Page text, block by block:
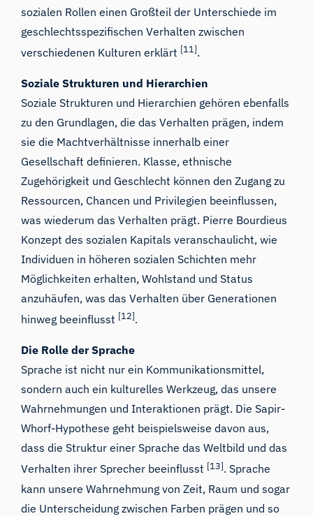
sozialen Rollen einen Großteil der Unterschiede im
geschlechtsspezifischen Verhalten zwischen
verschiedenen Kulturen erklärt [11].
Soziale Strukturen und Hierarchien
Soziale Strukturen und Hierarchien gehören ebenfalls
zu den Grundlagen, die das Verhalten prägen, indem
sie die Machtverhältnisse innerhalb einer
Gesellschaft definieren. Klasse, ethnische
Zugehörigkeit und Geschlecht können den Zugang zu
Ressourcen, Chancen und Privilegien beeinflussen,
was wiederum das Verhalten prägt. Pierre Bourdieus
Konzept des sozialen Kapitals veranschaulicht, wie
Individuen in höheren sozialen Schichten mehr
Möglichkeiten erhalten, Wohlstand und Status
anzuhäufen, was das Verhalten über Generationen
hinweg beeinflusst [12].
Die Rolle der Sprache
Sprache ist nicht nur ein Kommunikationsmittel,
sondern auch ein kulturelles Werkzeug, das unsere
Wahrnehmungen und Interaktionen prägt. Die Sapir-
Whorf-Hypothese geht beispielsweise davon aus,
dass die Struktur einer Sprache das Weltbild und das
Verhalten ihrer Sprecher beeinflusst [13]. Sprache
kann unsere Wahrnehmung von Zeit, Raum und sogar
die Unterscheidung zwischen Farben prägen und so